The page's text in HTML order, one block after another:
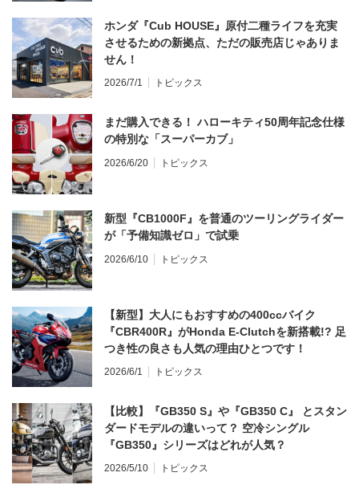
ホンダ『Cub HOUSE』原付二種ライフを充実
させるための新拠点、ただの販売店じゃありま
せん！
2026/7/1 トピックス
まだ購入できる！ ハローキティ50周年記念仕様
の特別な「スーパーカブ」
2026/6/20 トピックス
新型『CB1000F』を普通のツーリングライダー
が「予備知識ゼロ」で試乗
2026/6/10 トピックス
【新型】大人にもおすすめの400ccバイク
『CBR400R』がHonda E-Clutchを新搭載!? 足
つき性の良さも人気の理由ひとつです！
2026/6/1 トピックス
【比較】『GB350 S』や『GB350 C』 とスタン
ダードモデルの違いって？ 空冷シングル
『GB350』シリーズはどれが人気？
2026/5/10 トピックス